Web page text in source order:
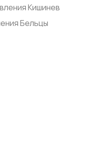
Кишинев
Бельцы